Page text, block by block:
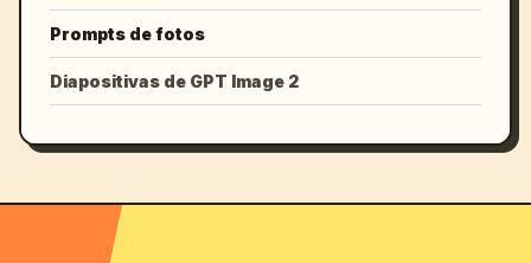
Prompts de fotos
Diapositivas de GPT Image 2